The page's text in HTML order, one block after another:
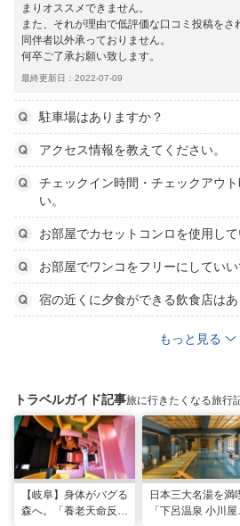
まりオススメできません。
また、それが理由で低評価な口コミ投稿をさ
同伴者以外承っておりません。
何卒ご了承お願い致します。
最終更新日：2022-07-09
駐車場はありますか？
アクセス情報を教えてください。
チェックイン時間・チェックアウ
い。
お部屋でカセットコンロを使用し
お部屋でワンコをフリーにしていい
宿の近くに夕食ができる飲食店はあ
もっと見る
トラベルガイド記事旅に行きたくなる旅行
【岐阜】身体がバグる
森へ。「養老天命反転
日本三大名湯を満
「下呂温泉 小川屋